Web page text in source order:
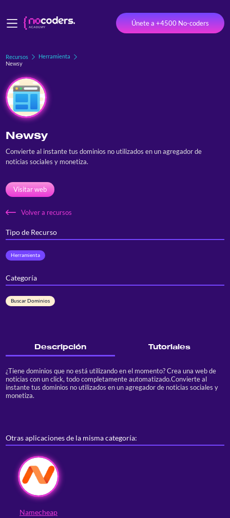
Únete a +4500 No-coders
Recursos
Herramienta
Newsy
Newsy
Convierte al instante tus dominios no utilizados en un agregador de
noticias sociales y monetiza.
Visitar web
Volver a recursos
Tipo de Recurso
Herramienta
Categoría
Buscar Dominios
Descripción Tutoriales
¿Tiene dominios que no está utilizando en el momento? Crea una web de
noticias con un click, todo completamente automatizado.Convierte al
instante tus dominios no utilizados en un agregador de noticias sociales y
monetiza.
Otras aplicaciones de la misma categoría:
Namecheap